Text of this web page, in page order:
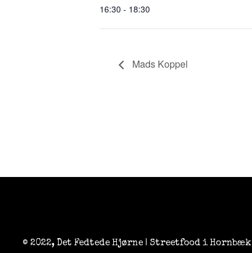
16:30 - 18:30
Mads Koppel
© 2022, Det Fedtede Hjørne | Streetfood i Hornbæk